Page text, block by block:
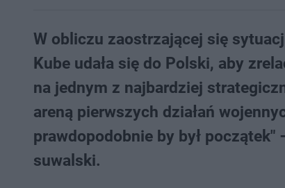
W obliczu zaostrzającej się
Kube udała się do Polski, aby
na jednym z najbardziej
areną pierwszych działań
prawdopodobnie by był
suwalski.